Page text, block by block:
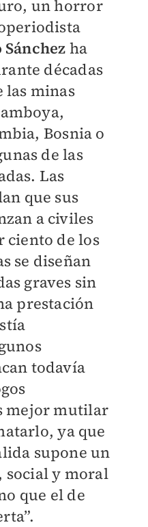
un horror
Sánchez ha
décadas
las minas
Bosnia o
de las
Las
que sus
a civiles
ciento de los
se diseñan
graves sin
prestación
todavía
mejor mutilar
ya que
supone un
social y moral
que el de